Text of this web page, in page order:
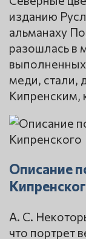
изданию
альманаху
разошлась в
меди, стали,
Кипренским,
Описание
А. С.
что портрет